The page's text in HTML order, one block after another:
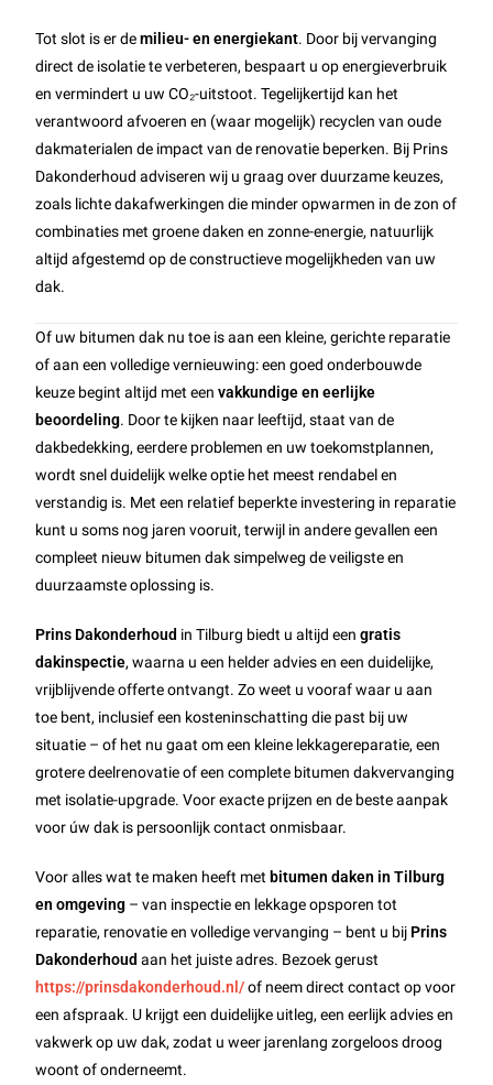
Tot slot is er demilieu- en energiekant. Door bij vervanging
direct de isolatie te verbeteren, bespaart u op energieverbruik
en vermindert u uw CO₂-uitstoot. Tegelijkertijd kan het
verantwoord afvoeren en (waar mogelijk) recyclen van oude
dakmaterialen de impact van de renovatie beperken. Bij Prins
Dakonderhoud adviseren wij u graag over duurzame keuzes,
zoals lichte dakafwerkingen die minder opwarmen in de zon of
combinaties met groene daken en zonne-energie, natuurlijk
altijd afgestemd op de constructieve mogelijkheden van uw
dak.
Of uw bitumen dak nu toe is aan een kleine, gerichte reparatie
of aan een volledige vernieuwing: een goed onderbouwde
keuze begint altijd met eenvakkundige en eerlijke
beoordeling. Door te kijken naar leeftijd, staat van de
dakbedekking, eerdere problemen en uw toekomstplannen,
wordt snel duidelijk welke optie het meest rendabel en
verstandig is. Met een relatief beperkte investering in reparatie
kunt u soms nog jaren vooruit, terwijl in andere gevallen een
compleet nieuw bitumen dak simpelweg de veiligste en
duurzaamste oplossing is.
Prins Dakonderhoud in Tilburg biedt u altijd eengratis
dakinspectie, waarna u een helder advies en een duidelijke,
vrijblijvende offerte ontvangt. Zo weet u vooraf waar u aan
toe bent, inclusief een kosteninschatting die past bij uw
situatie – of het nu gaat om een kleine lekkagereparatie, een
grotere deelrenovatie of een complete bitumen dakvervanging
met isolatie-upgrade. Voor exacte prijzen en de beste aanpak
voor úw dak is persoonlijk contact onmisbaar.
Voor alles wat te maken heeft met bitumen daken in Tilburg
en omgeving – van inspectie en lekkage opsporen tot
reparatie, renovatie en volledige vervanging – bent u bij Prins
Dakonderhoud aan het juiste adres. Bezoek gerust
https://prinsdakonderhoud.nl/of neem direct contact op voor
een afspraak. U krijgt een duidelijke uitleg, een eerlijk advies en
vakwerk op uw dak, zodat u weer jarenlang zorgeloos droog
woont of onderneemt.